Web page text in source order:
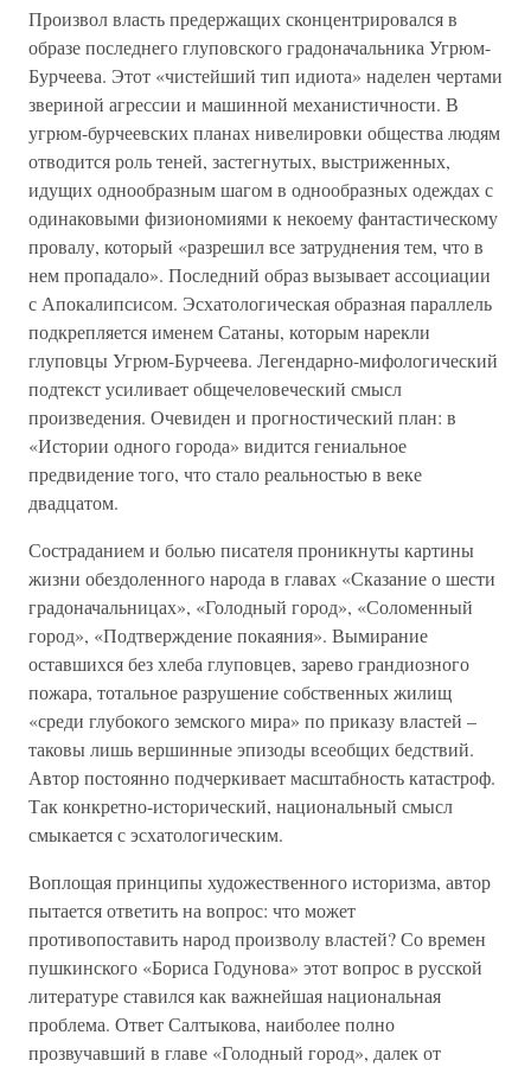
Произвол власть предержащих сконцентрировался в
образе последнего глуповского градоначальника Угрюм-
Бурчеева. Этот «чистейший тип идиота» наделен чертами
звериной агрессии и машинной механистичности. В
угрюм-бурчеевских планах нивелировки общества людям
отводится роль теней, застегнутых, выстриженных,
идущих однообразным шагом в однообразных одеждах с
одинаковыми физиономиями к некоему фантастическому
провалу, который «разрешил все затруднения тем, что в
нем пропадало». Последний образ вызывает ассоциации
с Апокалипсисом. Эсхатологическая образная параллель
подкрепляется именем Сатаны, которым нарекли
глуповцы Угрюм-Бурчеева. Легендарно-мифологический
подтекст усиливает общечеловеческий смысл
произведения. Очевиден и прогностический план: в
«Истории одного города» видится гениальное
предвидение того, что стало реальностью в веке
двадцатом.
Состраданием и болью писателя проникнуты картины
жизни обездоленного народа в главах «Сказание о шести
градоначальницах», «Голодный город», «Соломенный
город», «Подтверждение покаяния». Вымирание
оставшихся без хлеба глуповцев, зарево грандиозного
пожара, тотальное разрушение собственных жилищ
«среди глубокого земского мира» по приказу властей –
таковы лишь вершинные эпизоды всеобщих бедствий.
Автор постоянно подчеркивает масштабность катастроф.
Так конкретно-исторический, национальный смысл
смыкается с эсхатологическим.
Воплощая принципы художественного историзма, автор
пытается ответить на вопрос: что может
противопоставить народ произволу властей? Со времен
пушкинского «Бориса Годунова» этот вопрос в русской
литературе ставился как важнейшая национальная
проблема. Ответ Салтыкова, наиболее полно
прозвучавший в главе «Голодный город», далек от